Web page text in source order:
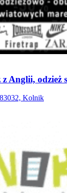
z Anglii,
Kolnik